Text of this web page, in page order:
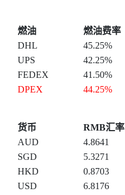
燃油
燃油费率
DHL
45.25%
UPS
42.25%
FEDEX
41.50%
DPEX
44.25%
货币
RMB汇率
AUD
4.8641
SGD
5.3271
HKD
0.8703
USD
6.8176